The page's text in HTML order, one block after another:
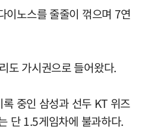
이노스를 줄줄이 꺾으며 7연
도 가시권으로 들어왔다.
중인 삼성과 선두 KT 위즈
단 1.5게임차에 불과하다.